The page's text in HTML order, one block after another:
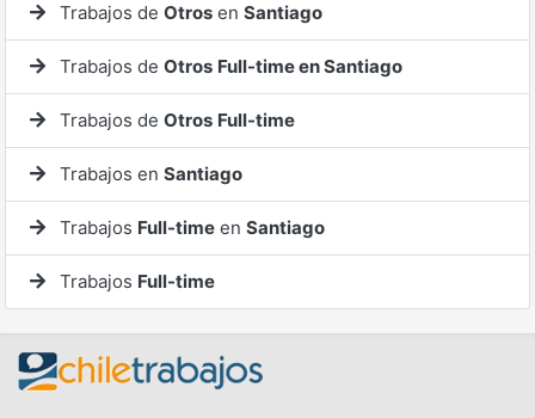
Trabajos de Otros en Santiago
Trabajos de Otros Full-time en Santiago
Trabajos de Otros Full-time
Trabajos en Santiago
Trabajos Full-time en Santiago
Trabajos Full-time